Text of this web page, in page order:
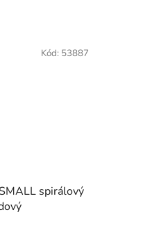
spirálový
Kód: 53887